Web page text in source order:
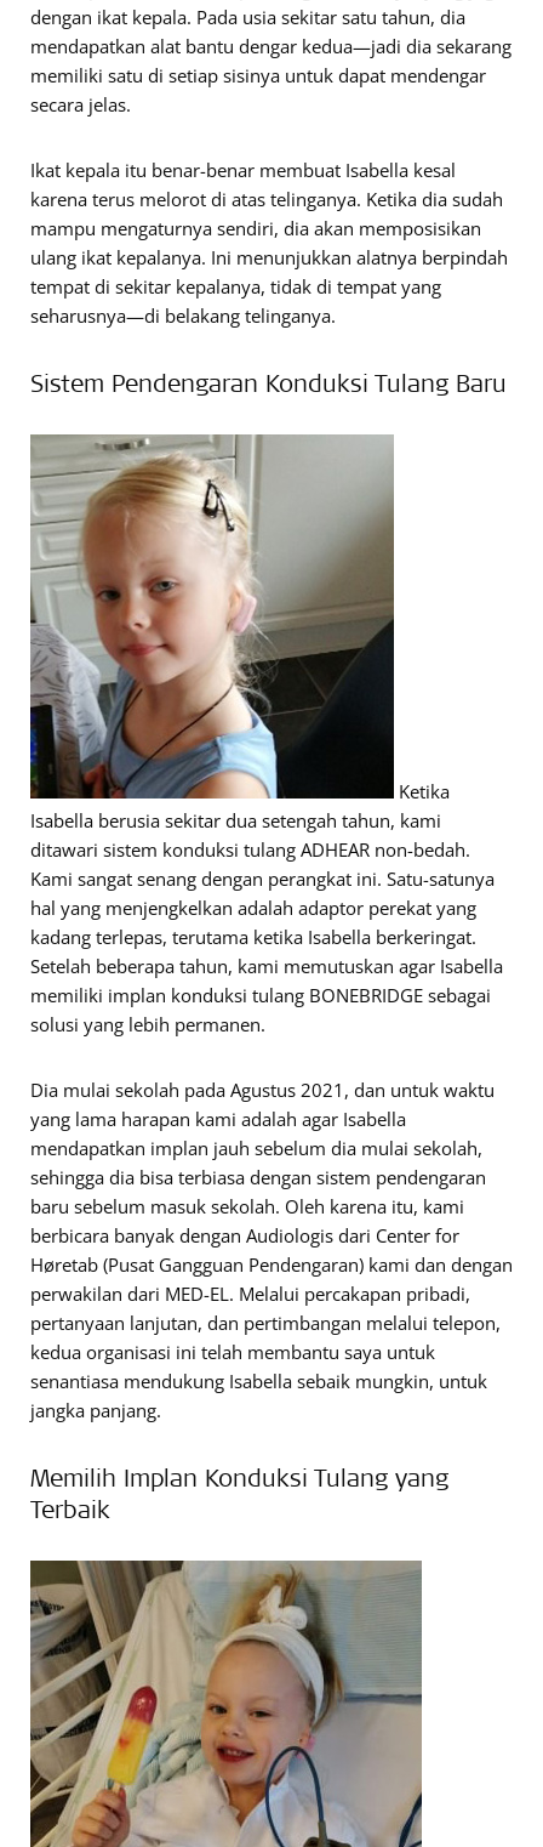
dengan ikat kepala. Pada usia sekitar satu tahun, dia
mendapatkan alat bantu dengar kedua—jadi dia sekarang
memiliki satu di setiap sisinya untuk dapat mendengar
secara jelas.
Ikat kepala itu benar-benar membuat Isabella kesal
karena terus melorot di atas telinganya. Ketika dia sudah
mampu mengaturnya sendiri, dia akan memposisikan
ulang ikat kepalanya. Ini menunjukkan alatnya berpindah
tempat di sekitar kepalanya, tidak di tempat yang
seharusnya—di belakang telinganya.
Sistem Pendengaran Konduksi Tulang Baru
Ketika
Isabella berusia sekitar dua setengah tahun, kami
ditawari sistem konduksi tulang ADHEAR non-bedah.
Kami sangat senang dengan perangkat ini. Satu-satunya
hal yang menjengkelkan adalah adaptor perekat yang
kadang terlepas, terutama ketika Isabella berkeringat.
Setelah beberapa tahun, kami memutuskan agar Isabella
memiliki implan konduksi tulang BONEBRIDGE sebagai
solusi yang lebih permanen.
Dia mulai sekolah pada Agustus 2021, dan untuk waktu
yang lama harapan kami adalah agar Isabella
mendapatkan implan jauh sebelum dia mulai sekolah,
sehingga dia bisa terbiasa dengan sistem pendengaran
baru sebelum masuk sekolah. Oleh karena itu, kami
berbicara banyak dengan Audiologis dari Center for
Høretab (Pusat Gangguan Pendengaran) kami dan dengan
perwakilan dari MED-EL. Melalui percakapan pribadi,
pertanyaan lanjutan, dan pertimbangan melalui telepon,
kedua organisasi ini telah membantu saya untuk
senantiasa mendukung Isabella sebaik mungkin, untuk
jangka panjang.
Memilih Implan Konduksi Tulang yang
Terbaik